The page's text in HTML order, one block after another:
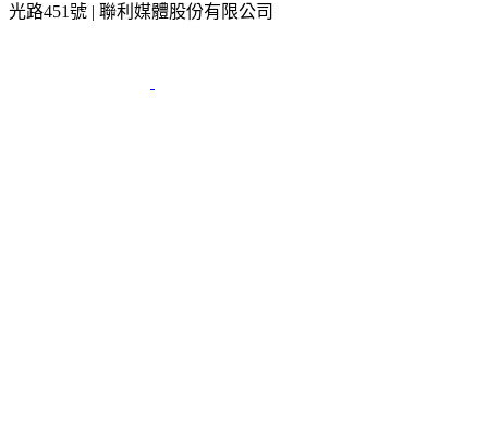
光路451號 | 聯利媒體股份有限公司